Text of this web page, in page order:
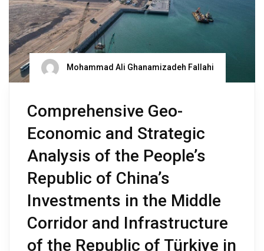
Mohammad Ali Ghanamizadeh Fallahi
Comprehensive Geo-
Economic and Strategic
Analysis of the People’s
Republic of China’s
Investments in the Middle
Corridor and Infrastructure
of the Republic of Türkiye in